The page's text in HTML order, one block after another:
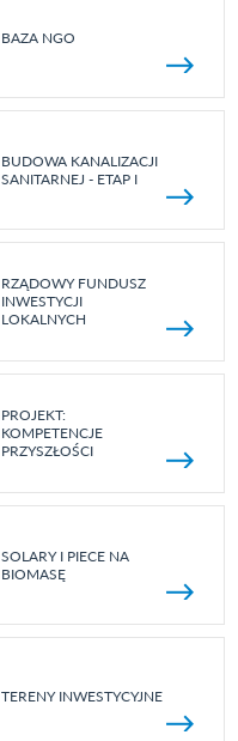
BAZA NGO
BUDOWA KANALIZACJI
SANITARNEJ - ETAP I
RZĄDOWY FUNDUSZ
INWESTYCJI
LOKALNYCH
PROJEKT:
KOMPETENCJE
PRZYSZŁOŚCI
SOLARY I PIECE NA
BIOMASĘ
TERENY INWESTYCYJNE